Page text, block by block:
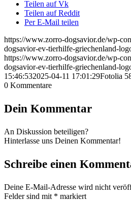
Teilen auf Vk
Teilen auf Reddit
Per E-Mail teilen
https://www.zorro-dogsavior.de/wp-
dogsavior-ev-tierhilfe-griechenland-
https://www.zorro-dogsavior.de/wp-
dogsavior-ev-tierhilfe-griechenland-
15:46:532025-04-11 17:01:29Fotolia
0 Kommentare
Dein Kommentar
An Diskussion beteiligen?
Hinterlasse uns Deinen Kommentar!
Schreibe einen
Deine E-Mail-Adresse wird nicht
Felder sind mit * markiert